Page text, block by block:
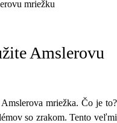
mriežku
Amslerovu
mriežka. Čo je to?
so zrakom. Tento veľmi